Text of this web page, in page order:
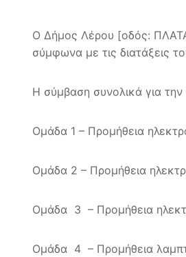
Ο Δήμος Λέρου [οδός:
σύμφωνα με τις διατάξεις
Η σύμβαση συνολικά για την
Ομάδα 1 – Προμήθεια
Ομάδα 2 – Προμήθεια
Ομάδα 3 – Προμήθεια
Ομάδα 4 – Προμήθεια